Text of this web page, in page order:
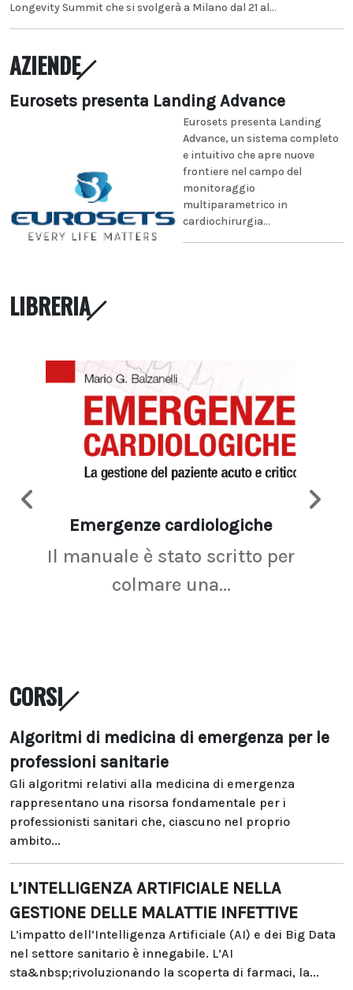
Longevity Summit che si svolgerà a Milano dal 21 al...
AZIENDE
Eurosets presenta Landing Advance
Eurosets presenta Landing
Advance, un sistema completo
e intuitivo che apre nuove
frontiere nel campo del
monitoraggio
multiparametrico in
cardiochirurgia...
LIBRERIA
Emergenze cardiologiche
Il manuale è stato scritto per
colmare una...
CORSI
Algoritmi di medicina di emergenza per le
professioni sanitarie
Gli algoritmi relativi alla medicina di emergenza
rappresentano una risorsa fondamentale per i
professionisti sanitari che, ciascuno nel proprio
ambito...
L’INTELLIGENZA ARTIFICIALE NELLA
GESTIONE DELLE MALATTIE INFETTIVE
L’impatto dell’Intelligenza Artificiale (AI) e dei Big Data
nel settore sanitario è innegabile. L’AI
sta&nbsp;rivoluzionando la scoperta di farmaci, la...